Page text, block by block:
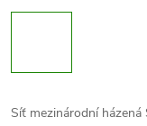
Síť mezinárodní